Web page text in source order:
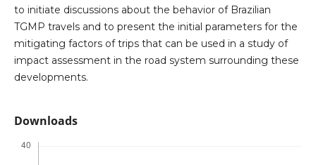
to initiate discussions about the behavior of Brazilian
TGMP travels and to present the initial parameters for the
mitigating factors of trips that can be used in a study of
impact assessment in the road system surrounding these
developments.
Downloads